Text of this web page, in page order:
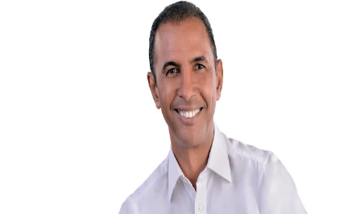
Carolina Mejía es investida como Académica de
Inauguran capilla católica Virgen Desatanudos en Villa
De periodista a bachatero; Norby Montero presenta
Dominicano Edwin Martínez es designado
Centro Aeronáutico Tripulantes VIP celebra
RD ENTREGA EN EXTRADICIÓN DOMINICANO